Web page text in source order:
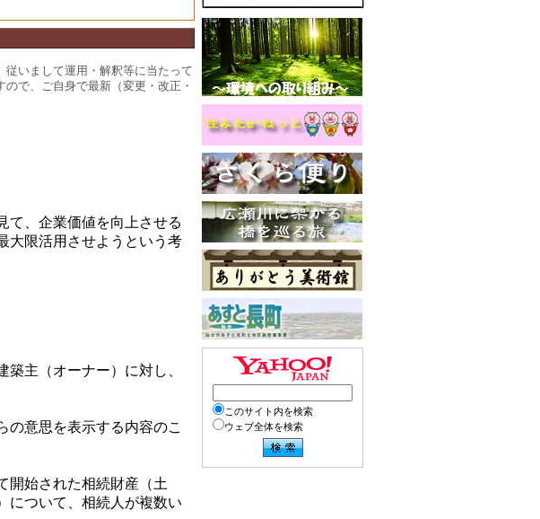
いまして運用・解釈等に当たって
で、ご自身で最新（変更・改正・
て、企業価値を向上させる
大限活用させようという考
主（オーナー）に対し、
の意思を表示する内容のこ
開始された相続財産（土
について、相続人が複数い
このサイト内を検索
ウェブ全体を検索